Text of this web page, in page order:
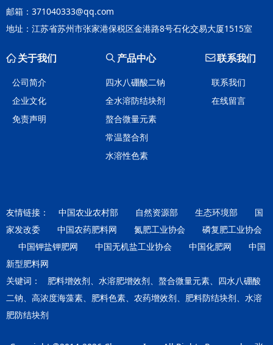
ꀇ 关于我们
公司简介
企业文化
免责声明
四水八硼酸二钠
全水溶防结块剂
螯合微量元素
常温螯合剂
水溶性色素
ꄠ 产品中心
联系我们
在线留言
ꂘ联系我们
邮箱：371040333@qq.com
地址：江苏省苏州市张家港保税区金港路8号石化交易大厦1515室
友情链接： 中国农业农村部 自然资源部 生态环境部
国
家发改委
中国农药肥料网 氮肥工业协会
磷复肥工业协会
中国钾盐钾肥网
中国无机盐工业协会 中国化肥网
中国
新型肥料网
关键词： 肥料增效剂、水溶肥增效剂、螯合微量元素、四水八硼酸
二钠、高浓度海藻素、肥料色素、农药增效剂、肥料防结块剂、水溶
肥防结块剂